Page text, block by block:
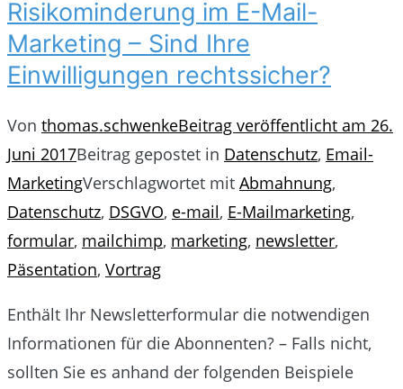
Risikominderung im E-Mail-
Marketing – Sind Ihre
Einwilligungen rechtssicher?
Von thomas.schwenkeBeitrag veröffentlicht am 26.
Juni 2017Beitrag gepostet in Datenschutz, Email-
MarketingVerschlagwortet mit Abmahnung,
Datenschutz, DSGVO, e-mail, E-Mailmarketing,
formular, mailchimp, marketing, newsletter,
Päsentation, Vortrag
Enthält Ihr Newsletterformular die notwendigen
Informationen für die Abonnenten? – Falls nicht,
sollten Sie es anhand der folgenden Beispiele